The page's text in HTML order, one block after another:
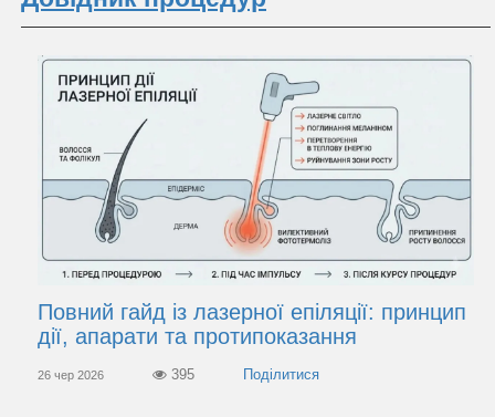
Повний гайд із лазерної епіляції: принцип
дії, апарати та протипоказання
26 чер 2026 395